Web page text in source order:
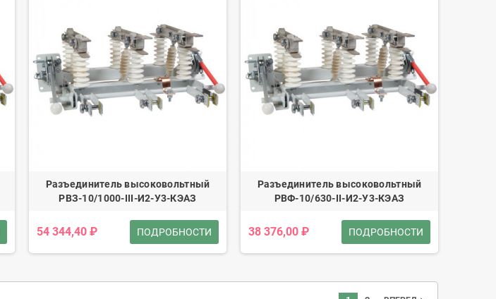
Разъединитель высоковольтный
РВЗ-10/1000-III-И2-У3-КЭАЗ
54 344,40 ₽ ПОДРОБНОСТИ
Разъединитель высоковольтный
РВФ-10/630-II-И2-У3-КЭАЗ
38 376,00 ₽ ПОДРОБНОСТИ